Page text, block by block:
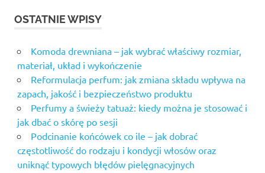
OSTATNIE WPISY
Komoda drewniana – jak wybrać właściwy rozmiar,
materiał, układ i wykończenie
Reformulacja perfum: jak zmiana składu wpływa na
zapach, jakość i bezpieczeństwo produktu
Perfumy a świeży tatuaż: kiedy można je stosować i
jak dbać o skórę po sesji
Podcinanie końcówek co ile – jak dobrać
częstotliwość do rodzaju i kondycji włosów oraz
uniknąć typowych błędów pielęgnacyjnych